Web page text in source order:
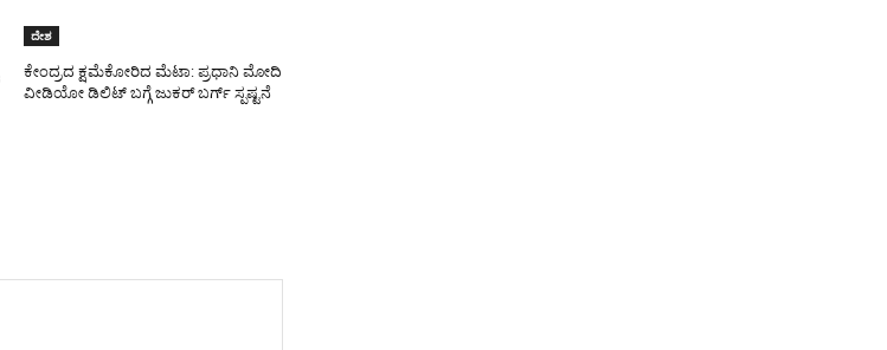
ದೇಶ
ಕೇಂದ್ರದ ಕ್ಷಮೆಕೋರಿದ ಮೆಟಾ: ಪ್ರಧಾನಿ ಮೋದಿ
ವೀಡಿಯೋ ಡಿಲಿಟ್ ಬಗ್ಗೆ ಜುಕರ್ ಬರ್ಗ್ ಸ್ಪಷ್ಟನೆ